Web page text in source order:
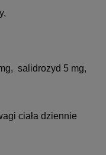
salidrozyd 5 mg,
ciała dziennie